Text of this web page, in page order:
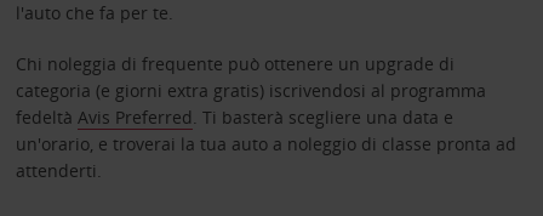
l'auto che fa per te.
Chi noleggia di frequente può ottenere un upgrade di
categoria (e giorni extra gratis) iscrivendosi al programma
fedeltà Avis Preferred. Ti basterà scegliere una data e
un'orario, e troverai la tua auto a noleggio di classe pronta ad
attenderti.